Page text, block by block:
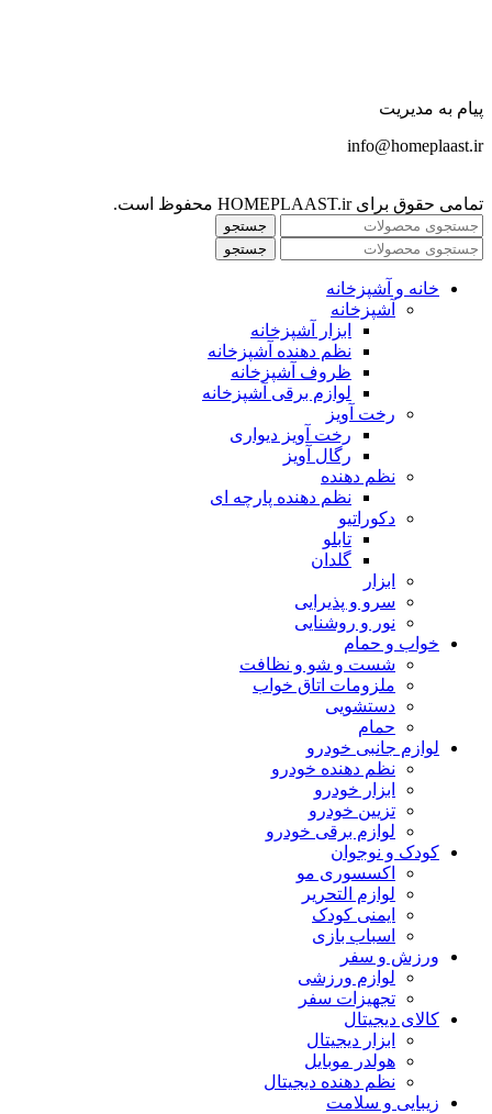
پیام به مدیریت
info@homeplaast.ir
تمامی حقوق برای HOMEPLAAST.ir محفوظ است.
جستجو
جستجو
خانه و آشپزخانه
آشپزخانه
ابزار آشپزخانه
نظم دهنده آشپزخانه
ظروف آشپزخانه
لوازم برقی آشپزخانه
رخت آویز
رخت آویز دیواری
رگال آویز
نظم دهنده
نظم دهنده پارچه ای
دکوراتیو
تابلو
گلدان
ابزار
سرو و پذیرایی
نور و روشنایی
خواب و حمام
شست و شو و نظافت
ملزومات اتاق خواب
دستشویی
حمام
لوازم جانبی خودرو
نظم دهنده خودرو
ابزار خودرو
تزیین خودرو
لوازم برقی خودرو
کودک و نوجوان
اکسسوری مو
لوازم التحریر
ایمنی کودک
اسباب بازی
ورزش و سفر
لوازم ورزشی
تجهیزات سفر
کالای دیجیتال
ابزار دیجیتال
هولدر موبایل
نظم دهنده دیجیتال
زیبایی و سلامت